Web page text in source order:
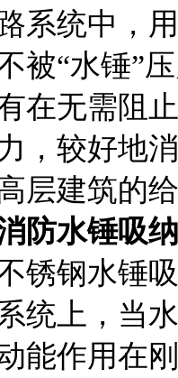
系统中，
被“水锤”
在无需阻
，较好地
层建筑的
防水锤吸
锈钢水锤
统上，当
能作用在